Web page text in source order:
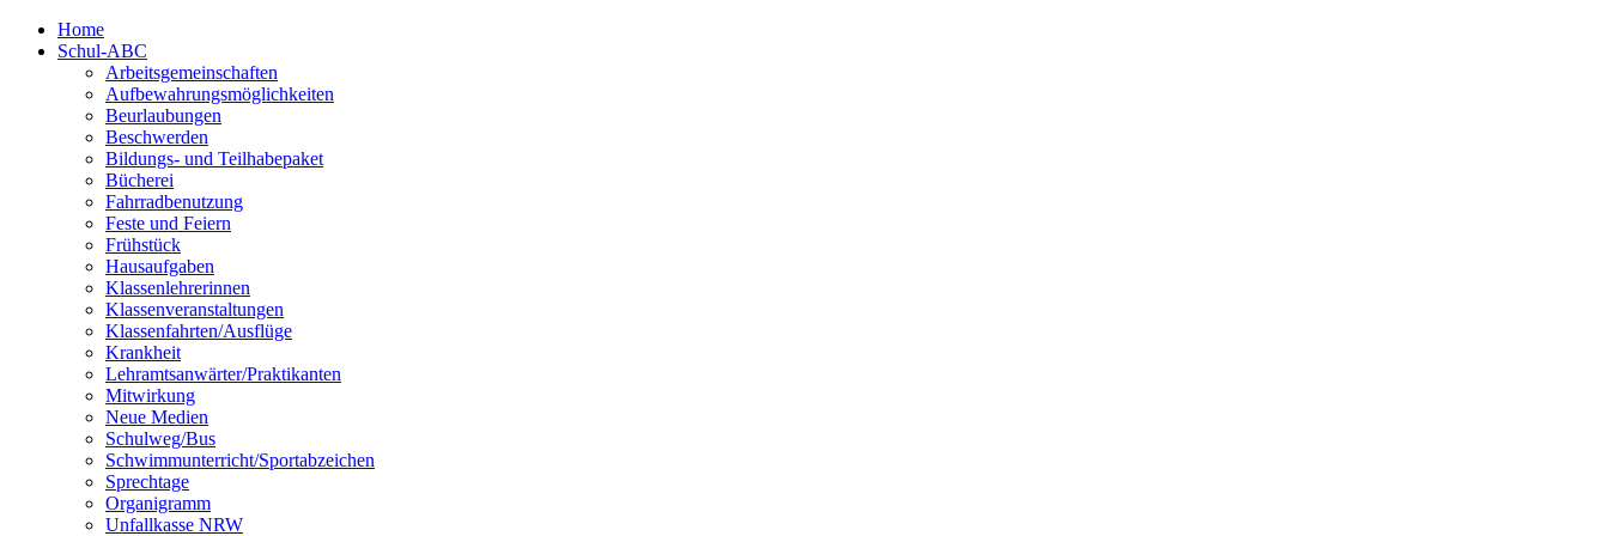
Home
Schul-ABC
Arbeitsgemeinschaften
Aufbewahrungsmöglichkeiten
Beurlaubungen
Beschwerden
Bildungs- und Teilhabepaket
Bücherei
Fahrradbenutzung
Feste und Feiern
Frühstück
Hausaufgaben
Klassenlehrerinnen
Klassenveranstaltungen
Klassenfahrten/Ausflüge
Krankheit
Lehramtsanwärter/Praktikanten
Mitwirkung
Neue Medien
Schulweg/Bus
Schwimmunterricht/Sportabzeichen
Sprechtage
Organigramm
Unfallkasse NRW